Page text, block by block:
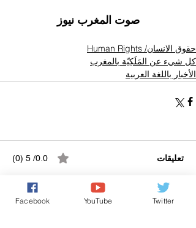
صوت المغرب نيوز
حقوق الانسان/ Human Rights
كل شيء عن المَلَكِيّة بالمغرب
الأخبار باللغة العربية
تعليقات 0.0/ 5 (0)
التعليق والتقييم...
Facebook YouTube Twitter